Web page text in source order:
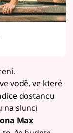
vodě, ve které
dostanou
na slunci
Max